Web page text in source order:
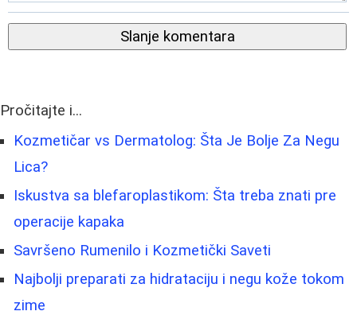
Slanje komentara
Pročitajte i...
Kozmetičar vs Dermatolog: Šta Je Bolje Za Negu
Lica?
Iskustva sa blefaroplastikom: Šta treba znati pre
operacije kapaka
Savršeno Rumenilo i Kozmetički Saveti
Najbolji preparati za hidrataciju i negu kože tokom
zime